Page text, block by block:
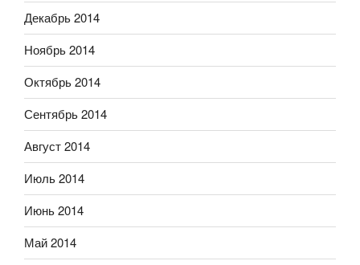
Декабрь 2014
Ноябрь 2014
Октябрь 2014
Сентябрь 2014
Август 2014
Июль 2014
Июнь 2014
Май 2014